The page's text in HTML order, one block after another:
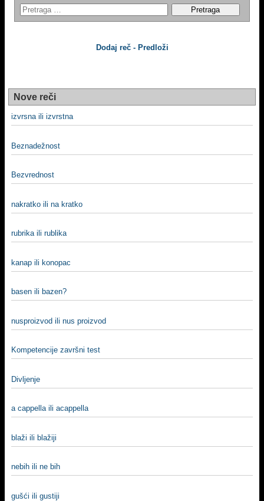
Dodaj reč - Predloži
Nove reči
izvrsna ili izvrstna
Beznadežnost
Bezvrednost
nakratko ili na kratko
rubrika ili rublika
kanap ili konopac
basen ili bazen?
nusproizvod ili nus proizvod
Kompetencije završni test
Divljenje
a cappella ili acappella
blaži ili blažiji
nebih ili ne bih
gušći ili gustiji